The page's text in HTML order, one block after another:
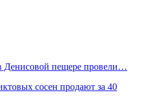
Денисовой пещере провели…
сосен продают за 40